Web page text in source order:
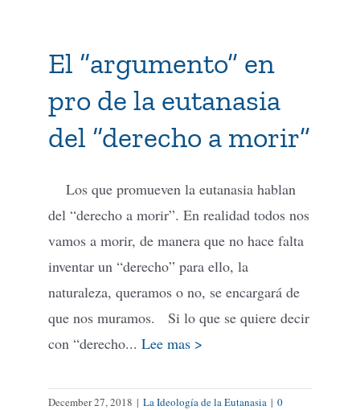
El “argumento” en
pro de la eutanasia
del “derecho a morir”
Los que promueven la eutanasia hablan
del “derecho a morir”. En realidad todos nos
vamos a morir, de manera que no hace falta
inventar un “derecho” para ello, la
naturaleza, queramos o no, se encargará de
que nos muramos. Si lo que se quiere decir
con “derecho... Lee mas >
December 27, 2018 | La Ideología de la Eutanasia | 0